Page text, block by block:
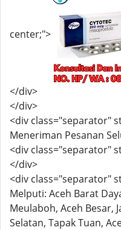
center;">
</div>
</div>
<div class="separator"
Meneriman Pesanan
<div class="separator"
</div>
<div class="separator"
Melputi: Aceh Barat
Meulaboh, Aceh Besar,
Selatan, Tapak Tuan,